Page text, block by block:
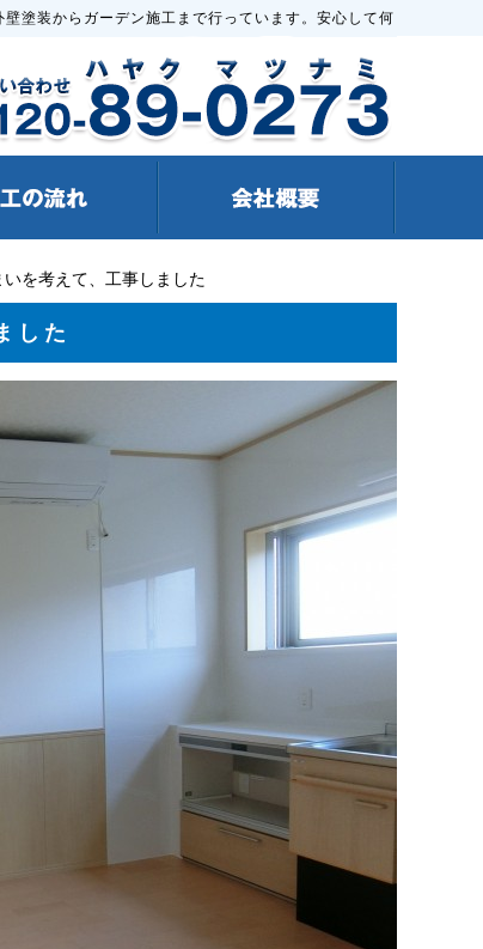
塗装からガーデン施工まで行っています。安心して何
を考えて、工事しました
した